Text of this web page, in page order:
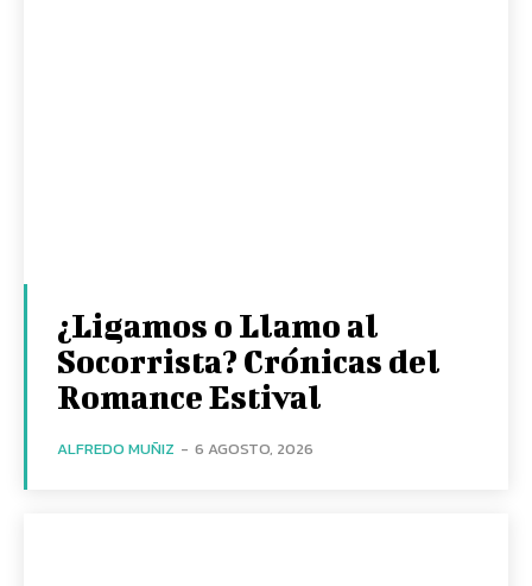
¿Ligamos o Llamo al
Socorrista? Crónicas del
Romance Estival
ALFREDO MUÑIZ - 6 AGOSTO, 2026